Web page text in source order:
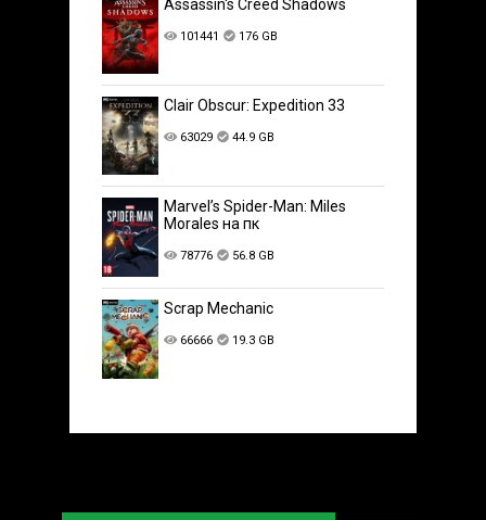
Assassin's Creed Shadows
101441 176 GB
Clair Obscur: Expedition 33
63029 44.9 GB
Marvel’s Spider-Man: Miles
Morales на пк
78776 56.8 GB
Scrap Mechanic
66666 19.3 GB